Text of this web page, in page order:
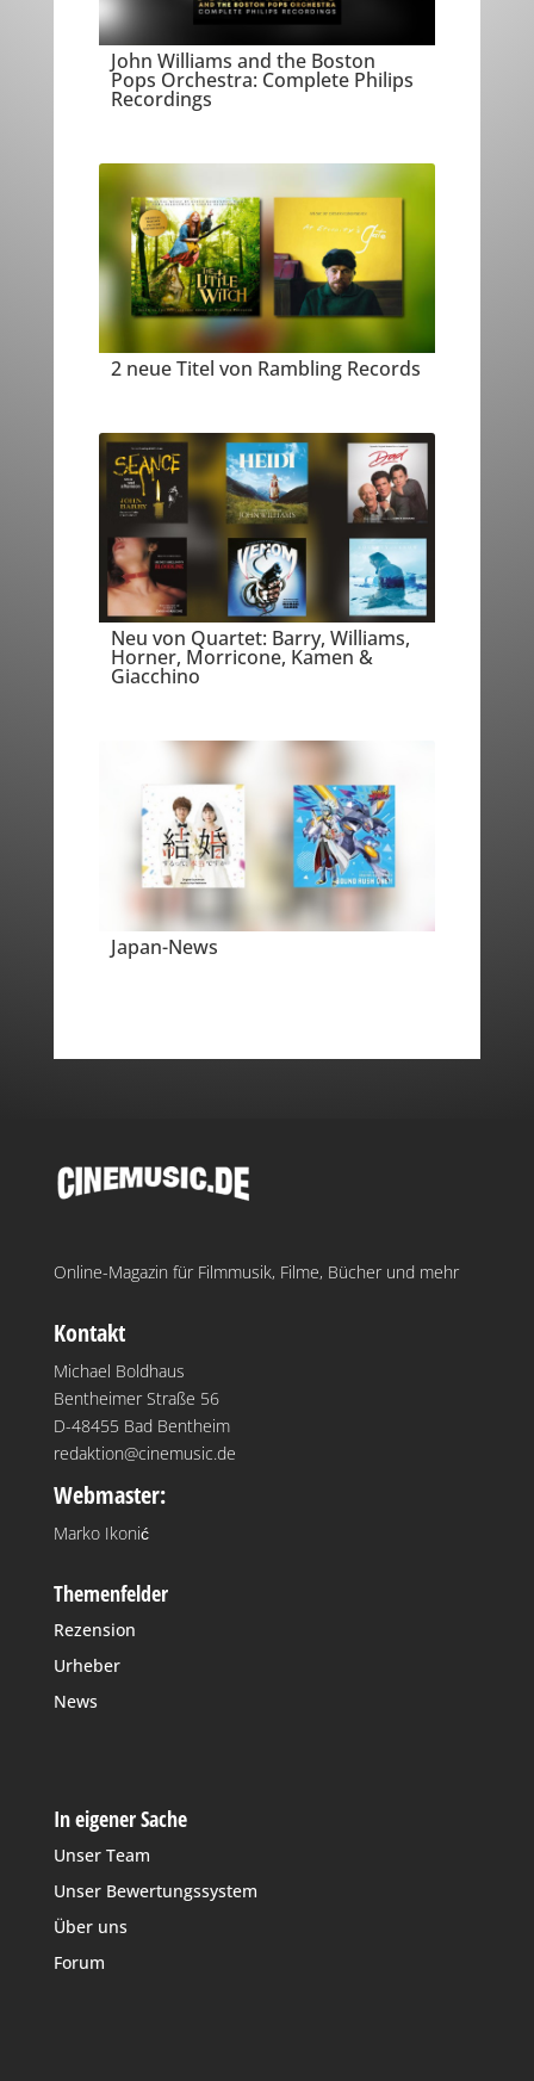
John Williams and the Boston
Pops Orchestra: Complete Philips
Recordings
2 neue Titel von Rambling Records
Neu von Quartet: Barry, Williams,
Horner, Morricone, Kamen &
Giacchino
Japan-News
Online-Magazin für Filmmusik, Filme, Bücher und mehr
Kontakt
Michael Boldhaus
Bentheimer Straße 56
D-48455 Bad Bentheim
redaktion@cinemusic.de
Webmaster:
Marko Ikonić
Themenfelder
Rezension
Urheber
News
In eigener Sache
Unser Team
Unser Bewertungssystem
Über uns
Forum